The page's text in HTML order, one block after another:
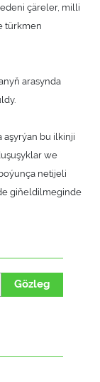
çäreler, milli
türkmen
arasynda
aşyrýan bu ilkinji
we
netijeli
giňeldilmeginde
Gözleg